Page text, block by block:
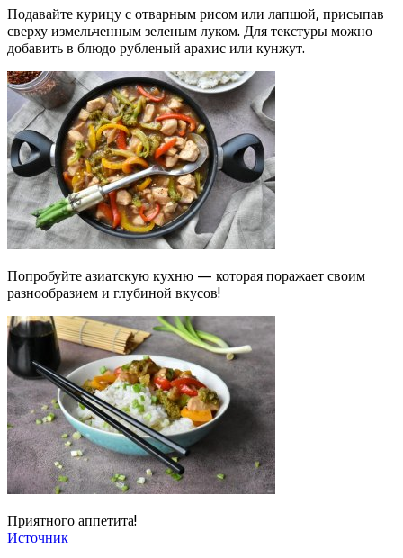
Подавайте курицу с отварным рисом или лапшой, присыпав
сверху измельченным зеленым луком. Для текстуры можно
добавить в блюдо рубленый арахис или кунжут.
Попробуйте азиатскую кухню — которая поражает своим
разнообразием и глубиной вкусов!
Приятного аппетита!
Источник